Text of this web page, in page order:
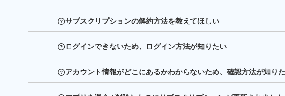
サブスクリプションの解約方法を教えてほしい
ログインできないため、ログイン方法が知りたい
アカウント情報がどこにあるかわからないため、確認方法が知り